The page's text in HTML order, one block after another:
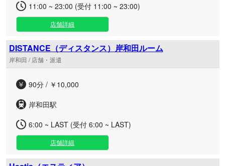
11:00 ~ 23:00 (受付 11:00 ~ 23:00)
店舗詳細
DISTANCE（ディスタンス）岸和田ルーム
岸和田 / 店舗・派遣
90分 / ￥10,000
岸和田駅
6:00 ~ LAST (受付 6:00 ~ LAST)
店舗詳細